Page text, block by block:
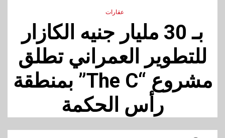
عقارات
بـ 30 مليار جنيه الكازار
للتطوير العمراني تطلق
مشروع “The C” بمنطقة
رأس الحكمة